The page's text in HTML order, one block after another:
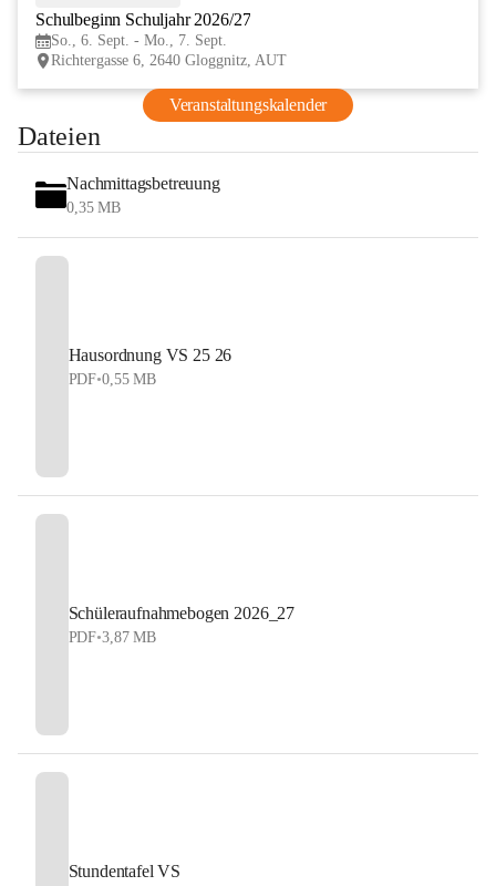
Schulbeginn Schuljahr 2026/27
So., 6. Sept. - Mo., 7. Sept.
Richtergasse 6, 2640 Gloggnitz, AUT
Veranstaltungskalender
Dateien
Nachmittagsbetreuung
0,35 MB
Hausordnung VS 25 26
PDF•0,55 MB
Schüleraufnahmebogen 2026_27
PDF•3,87 MB
Stundentafel VS